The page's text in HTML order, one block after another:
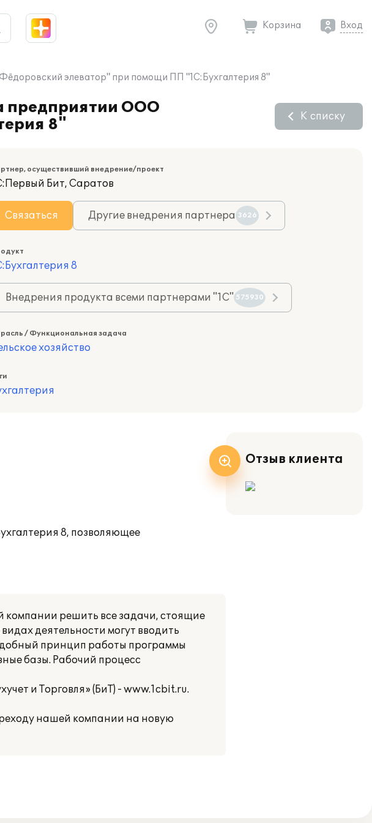
Корзина Вход
элеватор" при помощи ПП "1С:Бухгалтерия 8"
предприятии ООО
8"
К списку
осуществивший внедрение/проект
Бит, Саратов
Связаться Другие внедрения партнера 3626
8
Внедрения продукта всеми партнерами "1С" 575930
/ Функциональная задача
хозяйство
8, позволяющее
компании решить все задачи, стоящие
деятельности могут вводить
принцип работы программы
базы. Рабочий процесс
и Торговля» (БиТ) - www.1cbit.ru.
нашей компании на новую
Отзыв клиента